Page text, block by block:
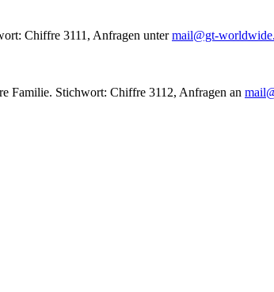
Chiffre 3111, Anfragen untermail@gt-
Familie. Stichwort: Chiffre 3112, Anfragen an